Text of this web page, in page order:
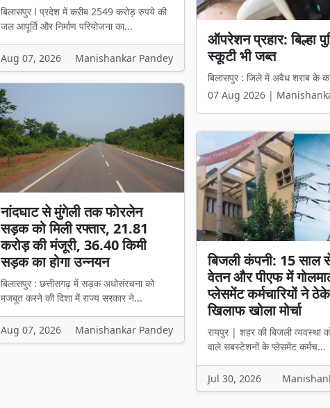
बिलासपुर l प्रदेश में करीब 2549 करोड़ रुपये की
जल आपूर्ति और निर्माण परियोजना का...
Aug 07, 2026 Manishankar Pandey
नांदघाट से मुंगेली तक फोरलेन
सड़क को मिली रफ्तार, 21.81
करोड़ की मंजूरी, 36.40 किमी
सड़क का होगा उन्नयन
बिलासपुर : छत्तीसगढ़ में सड़क अधोसंरचना को
मजबूत करने की दिशा में राज्य सरकार ने...
Aug 07, 2026 Manishankar Pandey
ऑपरेशन प्रहार: बिल्हा
स्कूटी भी जब्त
बिलासपुर : जिले में अवैध शराब के
07 Aug 2026 |
₹2549 करोड़ के टेंडर में
हिस्सेदारी वाली कंपनी को
बिलासपुर l प्रदेश में करीब 2549
07 Aug 2026 |
बिजली कंपनी: 15 साल
वेतन और पीएफ में
प्लेसमेंट कर्मचारियों ने
खिलाफ खोला मोर्चा
रायपुर | शहर की बिजली व्यवस्था
वाले सबस्टेशनों के प्लेसमेंट कर्मच...
Jul 30, 2026